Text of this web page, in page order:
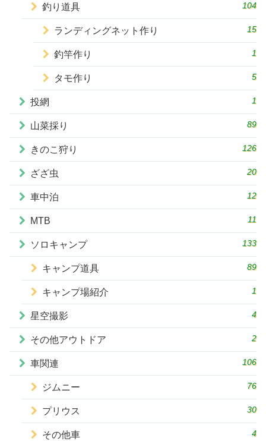
釣り道具 104
ランディングネット作り 15
釣竿作り 1
タモ作り 5
投網 1
山菜採り 89
きのこ狩り 126
ざざ虫 20
車中泊 12
MTB 11
ソロキャンプ 133
キャンプ道具 89
キャンプ場紹介 1
星空撮影 4
その他アウトドア 2
車関連 106
ジムニー 76
プリウス 30
その他車 4